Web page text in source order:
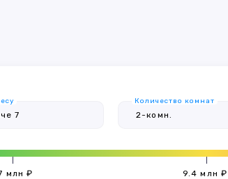
Количество комнат
млн ₽ 9.4 млн ₽